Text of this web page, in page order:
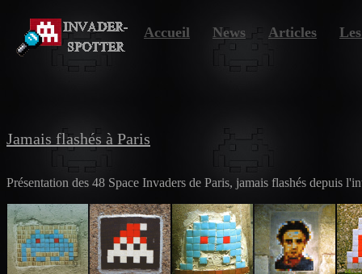
Accueil News Articles
Jamais flashés à Paris
Présentation des 48 Space Invaders de Paris, jamais flashés depuis